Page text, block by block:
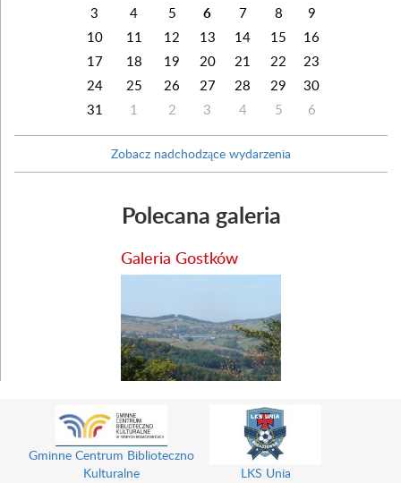
3
4 5 6 7 8
9
10
11 12 13 14 15
16
17
18 19 20 21 22
23
24
25 26 27 28 29
30
31
1 2 3 4 5 6
Zobacz nadchodzące wydarzenia
Polecana galeria
Galeria Gostków
Gminne Centrum Biblioteczno
Kulturalne
LKS Unia